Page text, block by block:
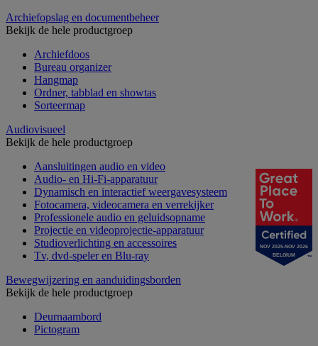
Archiefopslag en documentbeheer
Bekijk de hele productgroep
Archiefdoos
Bureau organizer
Hangmap
Ordner, tabblad en showtas
Sorteermap
Audiovisueel
Bekijk de hele productgroep
Aansluitingen audio en video
Audio- en Hi-Fi-apparatuur
Dynamisch en interactief weergavesysteem
Fotocamera, videocamera en verrekijker
Professionele audio en geluidsopname
Projectie en videoprojectie-apparatuur
Studioverlichting en accessoires
Tv, dvd-speler en Blu-ray
Bewegwijzering en aanduidingsborden
Bekijk de hele productgroep
Deurnaambord
Pictogram
NOV 2025-NOV 2026
BELGIUM